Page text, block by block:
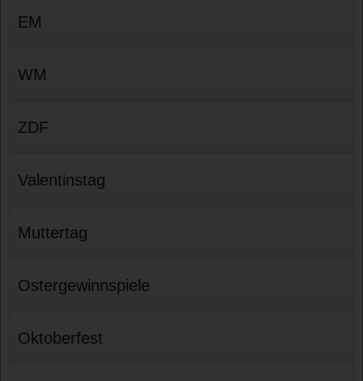
EM
WM
ZDF
Valentinstag
Muttertag
Ostergewinnspiele
Oktoberfest